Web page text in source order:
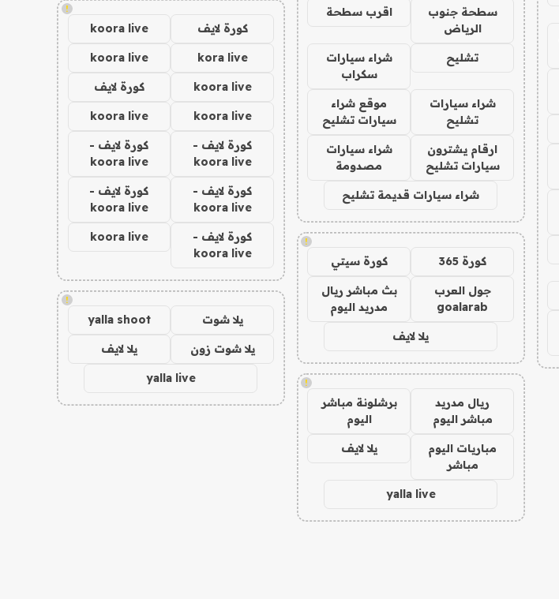
سطحة جنوب
الرياض
اقرب سطحة
تشليح
شراء سيارات
سكراب
شراء سيارات
تشليح
موقع شراء
سيارات تشليح
ارقام يشترون
سيارات تشليح
شراء سيارات
مصدومة
شراء سيارات قديمة تشليح
!
كورة 365 كورة سيتي
جول العرب
goalarab
بث مباشر ريال
مدريد اليوم
يلا لايف
!
ريال مدريد
مباشر اليوم
برشلونة مباشر
اليوم
مباريات اليوم
مباشر
يلا لايف
yalla live
!
كورة لايف koora live
kora live
koora live
koora live كورة لايف
koora live
koora live
كورة لايف -
koora live
كورة لايف -
koora live
كورة لايف -
koora live
كورة لايف -
koora live
كورة لايف -
koora live
koora live
!
يلا شوت yalla shoot
يلا شوت زون يلا لايف
yalla live